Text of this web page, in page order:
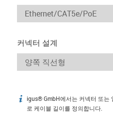
커넥터 설계
igus-icon-info
igus® GmbH에서는 커넥터 또는
로 케이블 길이를 정의합니다.